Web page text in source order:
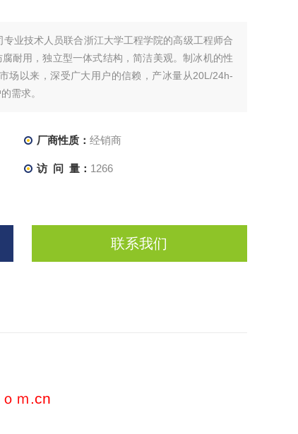
业技术人员联合浙江大学工程学院的高级工程师合
耐用，独立型一体式结构，简洁美观。制冰机的性
场以来，深受广大用户的信赖，产冰量从20L/24h-
需求。
厂商性质： 经销商
访 问 量： 1266
联系我们
ｍ.cn